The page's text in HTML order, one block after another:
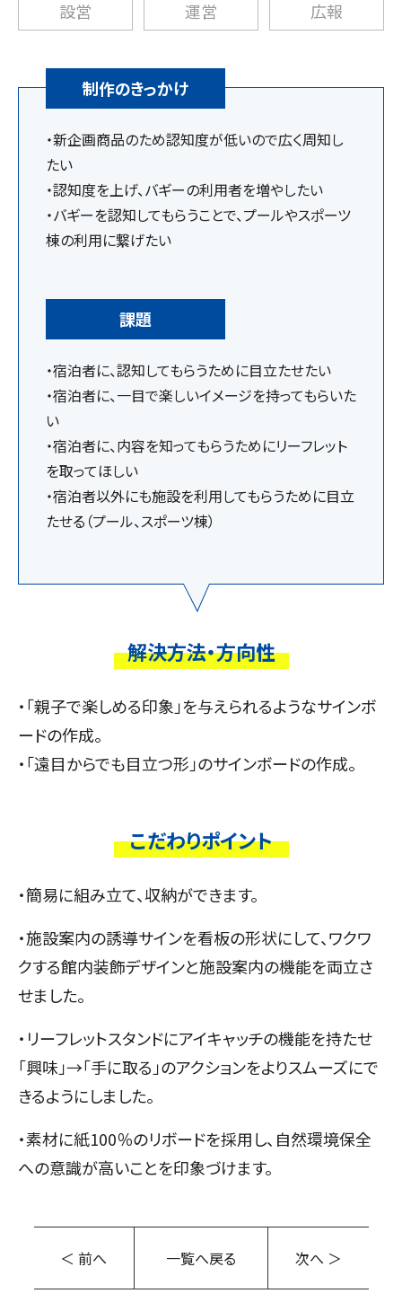
設営 運営 広報
制作のきっかけ
・新企画商品のため認知度が低いので広く周知し
たい
・認知度を上げ、バギーの利用者を増やしたい
・バギーを認知してもらうことで、プールやスポーツ
棟の利用に繋げたい
課題
・宿泊者に、認知してもらうために⽬⽴たせたい
・宿泊者に、⼀⽬で楽しいイメージを持ってもらいた
い
・宿泊者に、内容を知ってもらうためにリーフレット
を取ってほしい
・宿泊者以外にも施設を利⽤してもらうために⽬⽴
たせる（プール、スポーツ棟）
解決方法・方向性
・「親⼦で楽しめる印象」を与えられるようなサインボ
ードの作成。
・「遠⽬からでも⽬⽴つ形」のサインボードの作成。
こだわりポイント
・簡易に組み⽴て、収納ができます。
・施設案内の誘導サインを看板の形状にして、ワクワ
クする館内装飾デザインと施設案内の機能を両立さ
せました。
・リーフレットスタンドにアイキャッチの機能を持たせ
「興味」→「手に取る」のアクションをよりスムーズにで
きるようにしました。
・素材に紙100％のリボードを採用し、自然環境保全
への意識が高いことを印象づけます。
＜ 前へ 一覧へ戻る 次へ ＞